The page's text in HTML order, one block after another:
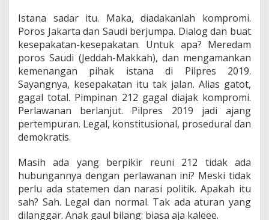
Istana sadar itu. Maka, diadakanlah kompromi.
Poros Jakarta dan Saudi berjumpa. Dialog dan buat
kesepakatan-kesepakatan. Untuk apa? Meredam
poros Saudi (Jeddah-Makkah), dan mengamankan
kemenangan pihak istana di Pilpres 2019.
Sayangnya, kesepakatan itu tak jalan. Alias gatot,
gagal total. Pimpinan 212 gagal diajak kompromi.
Perlawanan berlanjut. Pilpres 2019 jadi ajang
pertempuran. Legal, konstitusional, prosedural dan
demokratis.
Masih ada yang berpikir reuni 212 tidak ada
hubungannya dengan perlawanan ini? Meski tidak
perlu ada statemen dan narasi politik. Apakah itu
sah? Sah. Legal dan normal. Tak ada aturan yang
dilanggar. Anak gaul bilang: biasa aja kaleee.